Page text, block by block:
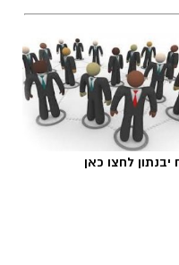
יבנתון לחצו כאן